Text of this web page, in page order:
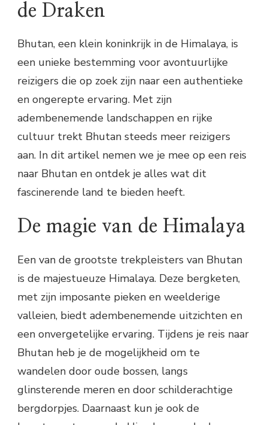
de Draken
Bhutan, een klein koninkrijk in de Himalaya, is
een unieke bestemming voor avontuurlijke
reizigers die op zoek zijn naar een authentieke
en ongerepte ervaring. Met zijn
adembenemende landschappen en rijke
cultuur trekt Bhutan steeds meer reizigers
aan. In dit artikel nemen we je mee op een reis
naar Bhutan en ontdek je alles wat dit
fascinerende land te bieden heeft.
De magie van de Himalaya
Een van de grootste trekpleisters van Bhutan
is de majestueuze Himalaya. Deze bergketen,
met zijn imposante pieken en weelderige
valleien, biedt adembenemende uitzichten en
een onvergetelijke ervaring. Tijdens je reis naar
Bhutan heb je de mogelijkheid om te
wandelen door oude bossen, langs
glinsterende meren en door schilderachtige
bergdorpjes. Daarnaast kun je ook de